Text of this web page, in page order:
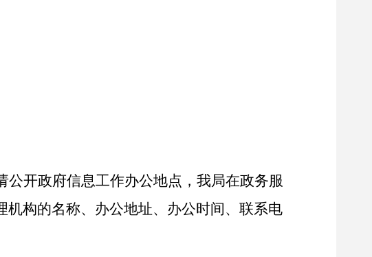
开政府信息工作办公地点，我局在政务服
构的名称、办公地址、办公时间、联系电